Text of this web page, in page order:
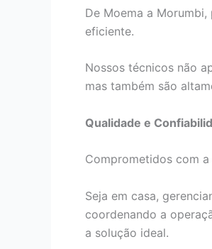
De Moema a
eficiente.
Nossos técnicos não
mas também são
Qualidade e
Comprometidos com
Seja em casa,
coordenando a
a solução ideal.